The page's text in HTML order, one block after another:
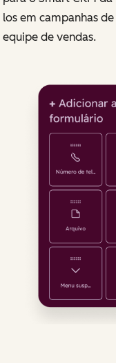
los em campanhas
equipe de vendas.